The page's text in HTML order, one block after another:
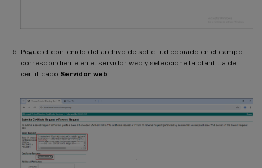
Pegue el contenido del archivo de solicitud copiado en el campo
correspondiente en el servidor web y seleccione la plantilla de
certificado Servidor web.